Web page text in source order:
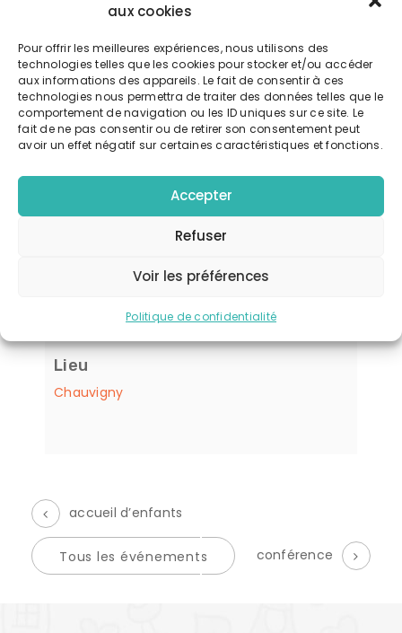
aux cookies
Pour offrir les meilleures expériences, nous utilisons des
technologies telles que les cookies pour stocker et/ou accéder
aux informations des appareils. Le fait de consentir à ces
technologies nous permettra de traiter des données telles que le
comportement de navigation ou les ID uniques sur ce site. Le
fait de ne pas consentir ou de retirer son consentement peut
avoir un effet négatif sur certaines caractéristiques et fonctions.
Accepter
Refuser
Voir les préférences
Politique de confidentialité
Exporter vers google calendrier
Télécharger l'événement
9 h 00 min - 11 h 00 min
CATÉGORIE D’ÉVÈNEMENT:
Lieu
Chauvigny
É
accueil d’enfants
Tous les événements conférence